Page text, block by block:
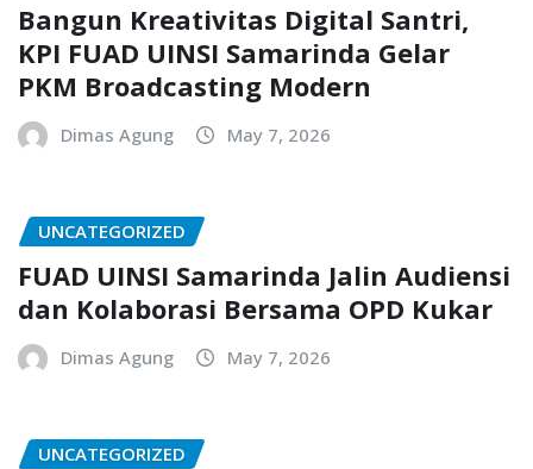
Bangun Kreativitas Digital Santri,
KPI FUAD UINSI Samarinda Gelar
PKM Broadcasting Modern
Dimas Agung May 7, 2026
UNCATEGORIZED
FUAD UINSI Samarinda Jalin Audiensi
dan Kolaborasi Bersama OPD Kukar
Dimas Agung May 7, 2026
UNCATEGORIZED